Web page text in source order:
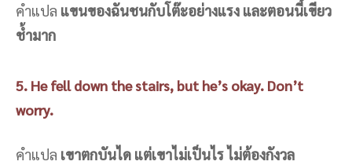
คำแปล แขนของฉันชนกับโต๊ะอย่างแรง และตอนนี้เขียว
ช้ำมาก
5. He fell down the stairs, but he’s okay. Don’t
worry.
คำแปล เขาตกบันได แต่เขาไม่เป็นไร ไม่ต้องกังวล